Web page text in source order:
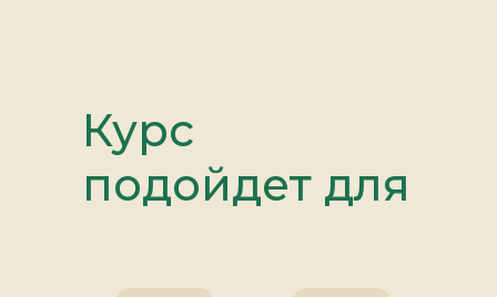
Курс
подойдет для